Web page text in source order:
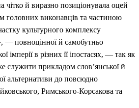
чітко й виразно позиціонувала оцей
головних виконавців та частиною
культурного комплексу
— повноцінної й самобутньо
імперії в різних її іпостасях, — так як
служити прикладом слов’янської й
альтернативи до повсюдно
Римського-Корсакова та